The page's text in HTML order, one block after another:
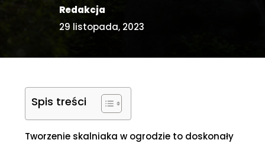
Redakcja
29 listopada, 2023
Spis treści
Tworzenie skalniaka w ogrodzie to doskonały